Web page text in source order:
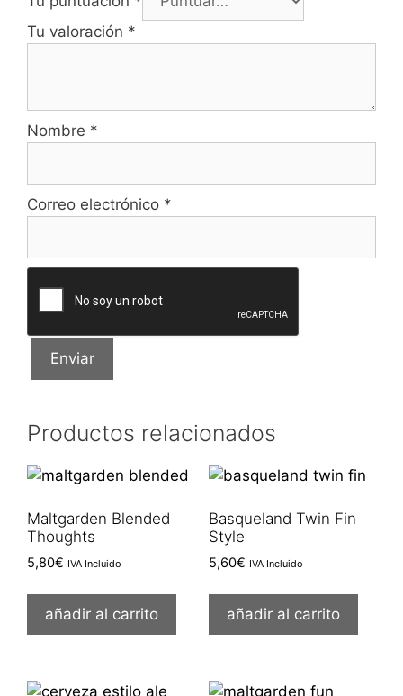
Tu valoración *
Nombre *
Correo electrónico *
Productos relacionados
Maltgarden Blended
Thoughts
5,80€ IVA Incluido
añadir al carrito
Basqueland Twin Fin
Style
5,60€ IVA Incluido
añadir al carrito